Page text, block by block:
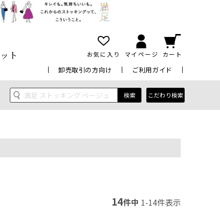
ト お気に入り マイページ カート
卸売取引の方向け ご利用ガイド
検索 こだわり検索
14件中 1-14件表示